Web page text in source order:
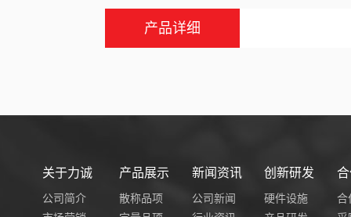
产品详细
关于力诚
公司简介
产品展示
散称品项
新闻资讯
公司新闻
创新研发
硬件设施
合